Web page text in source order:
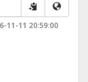
11-11 20:59:00